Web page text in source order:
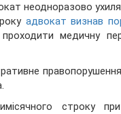
неодноразово
адвокат визнав
медичну
строку